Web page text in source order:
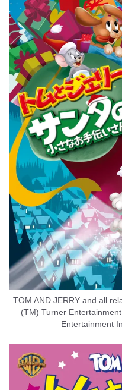
TOM AND JERRY and all
(TM) Turner
Entertainment